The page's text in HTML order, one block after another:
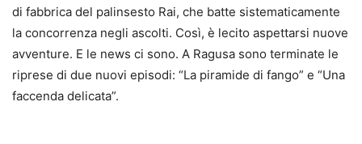
di fabbrica del palinsesto Rai, che batte sistematicamente
la concorrenza negli ascolti. Così, è lecito aspettarsi nuove
avventure. E le news ci sono. A Ragusa sono terminate le
riprese di due nuovi episodi: “La piramide di fango” e “Una
faccenda delicata”.